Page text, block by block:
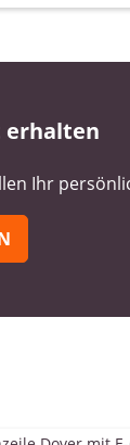
erhalten
Ihr